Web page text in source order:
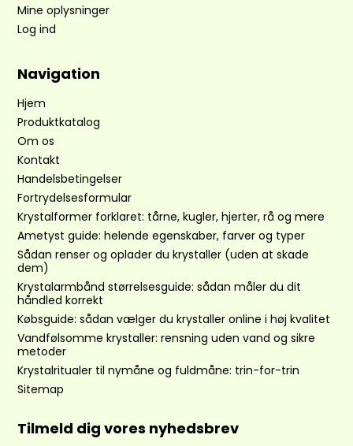
Mine oplysninger
Log ind
Navigation
Hjem
Produktkatalog
Om os
Kontakt
Handelsbetingelser
Fortrydelsesformular
Krystalformer forklaret: tårne, kugler, hjerter, rå og mere
Ametyst guide: helende egenskaber, farver og typer
Sådan renser og oplader du krystaller (uden at skade
dem)
Krystalarmbånd størrelsesguide: sådan måler du dit
håndled korrekt
Købsguide: sådan vælger du krystaller online i høj kvalitet
Vandfølsomme krystaller: rensning uden vand og sikre
metoder
Krystalritualer til nymåne og fuldmåne: trin-for-trin
Sitemap
Tilmeld dig vores nyhedsbrev